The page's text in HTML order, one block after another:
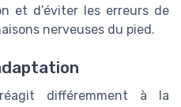
et d’éviter les erreurs de
nerveuses du pied.
différemment à la